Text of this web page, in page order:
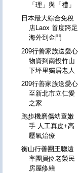
「理」與「禮」
日本最大綜合免稅
店Laox 首度跨足
海外到金門
209行善家族送愛心
物資到南投竹山
下坪里獨居老人
209行善家族送愛心
至新北市立仁愛
之家
跑步機磨傷幼童嫩
手 人工真皮+高
壓氧治療
衡山行善團王聰遠
率團員位老榮民
房屋修繕